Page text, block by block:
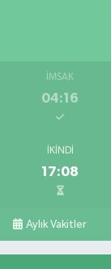
İMSAK
04:16
İKINDI
17:08
Aylık Vakitler